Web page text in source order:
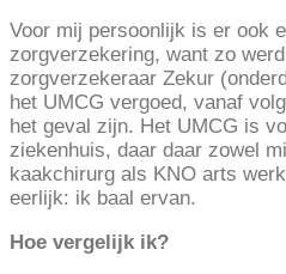
Voor mij persoonlijk is er ook
zorgverzekering, want zo
zorgverzekeraar Zekur
het UMCG vergoed, vanaf
het geval zijn. Het UMCG is
ziekenhuis, daar daar zowel
kaakchirurg als KNO arts
eerlijk: ik baal ervan.
Hoe vergelijk ik?